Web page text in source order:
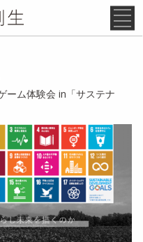
ーム体験会 in「サステナ